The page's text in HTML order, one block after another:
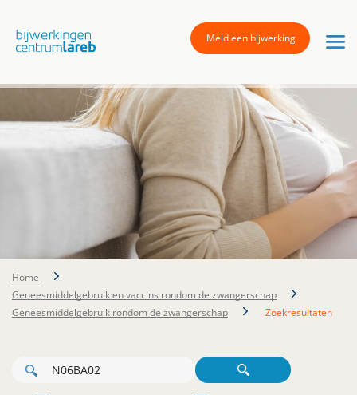
Meld een bijwerking
Home
Geneesmiddelgebruik en vaccins rondom de zwangerschap
Geneesmiddelgebruik rondom de zwangerschap
Zoekresultaten